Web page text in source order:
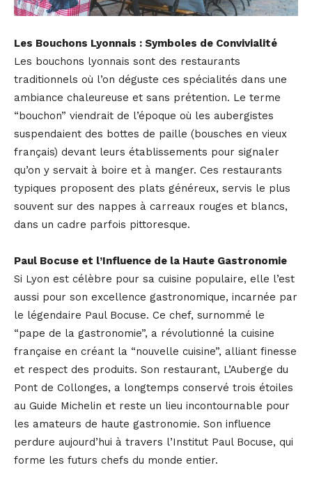
Les Bouchons Lyonnais : Symboles de Convivialité
Les bouchons lyonnais sont des restaurants
traditionnels où l’on déguste ces spécialités dans une
ambiance chaleureuse et sans prétention. Le terme
“bouchon” viendrait de l’époque où les aubergistes
suspendaient des bottes de paille (bousches en vieux
français) devant leurs établissements pour signaler
qu’on y servait à boire et à manger. Ces restaurants
typiques proposent des plats généreux, servis le plus
souvent sur des nappes à carreaux rouges et blancs,
dans un cadre parfois pittoresque.
Paul Bocuse et l’Influence de la Haute Gastronomie
Si Lyon est célèbre pour sa cuisine populaire, elle l’est
aussi pour son excellence gastronomique, incarnée par
le légendaire Paul Bocuse. Ce chef, surnommé le
“pape de la gastronomie”, a révolutionné la cuisine
française en créant la “nouvelle cuisine”, alliant finesse
et respect des produits. Son restaurant, L’Auberge du
Pont de Collonges, a longtemps conservé trois étoiles
au Guide Michelin et reste un lieu incontournable pour
les amateurs de haute gastronomie. Son influence
perdure aujourd’hui à travers l’Institut Paul Bocuse, qui
forme les futurs chefs du monde entier.